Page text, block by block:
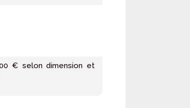
€ selon dimension et